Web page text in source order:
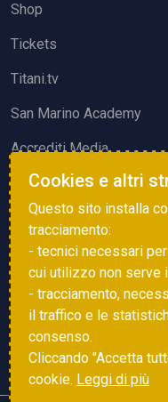
Shop
Tickets
Titani.tv
San Marino Academy
Accrediti Media
ATTIVITÀ ED
Squadre di Calcio
Associazione
Vota gol e parata
Cookies e altri
Questo sito installa
tracciamento:
- tecnici necessari
cui utilizzo non serve
- tracciamento,
il traffico e le
consenso.
Cliccando "Accetta
cookie. Leggi di più